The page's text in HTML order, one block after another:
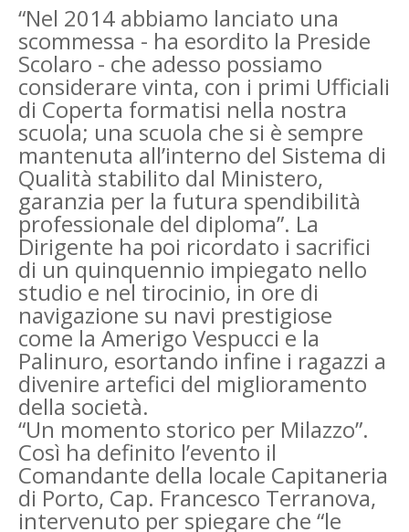
“Nel 2014 abbiamo lanciato una
scommessa - ha esordito la Preside
Scolaro - che adesso possiamo
considerare vinta, con i primi Ufficiali
di Coperta formatisi nella nostra
scuola; una scuola che si è sempre
mantenuta all’interno del Sistema di
Qualità stabilito dal Ministero,
garanzia per la futura spendibilità
professionale del diploma”. La
Dirigente ha poi ricordato i sacrifici
di un quinquennio impiegato nello
studio e nel tirocinio, in ore di
navigazione su navi prestigiose
come la Amerigo Vespucci e la
Palinuro, esortando infine i ragazzi a
divenire artefici del miglioramento
della società.
“Un momento storico per Milazzo”.
Così ha definito l’evento il
Comandante della locale Capitaneria
di Porto, Cap. Francesco Terranova,
intervenuto per spiegare che “le